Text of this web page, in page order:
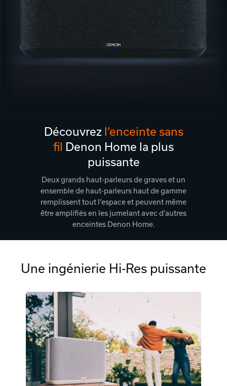
Découvrez l’enceinte sans
fil Denon Home la plus
puissante
Deux grands haut-parleurs de graves et un
ensemble de haut-parleurs haut de gamme
remplissent tout l’espace et peuvent même
être amplifiés en les jumelant avec d’autres
enceintes Denon Home.
Une ingénierie Hi-Res puissante